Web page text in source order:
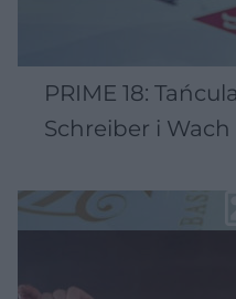
PRIME 18:
Schreiber i